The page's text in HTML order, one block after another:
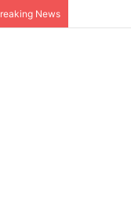
News